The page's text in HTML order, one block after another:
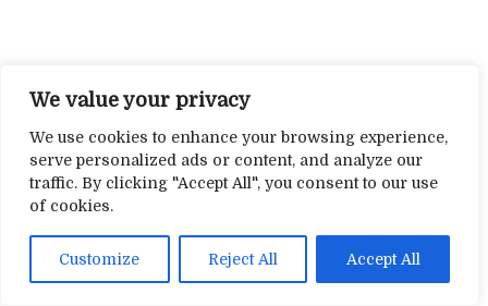
We value your privacy
We use cookies to enhance your browsing experience,
serve personalized ads or content, and analyze our
traffic. By clicking "Accept All", you consent to our use
of cookies.
Customize Reject All Accept All